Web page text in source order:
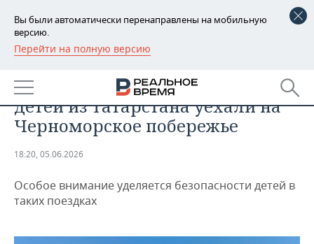
Вы были автоматически перенаправлены на мобильную
версию.
Перейти на полную версию
РЕГИОНЫ
БАШКОРТОСТАН
ТАТАРСТАН
НОВОСТИ
АНАЛИТИКА
ДЕКЛАРАЦИИ О ДОХОДАХ
КОРОЛИ ГОСЗАКАЗА ПФО
НОВОСТИ ЭКОНОМИКИ
ФИНАНСЫ
ПРОМЫШЛЕННОСТЬ
НЕДВИЖИМОСТЬ
В первые дни лета более 500
детей из Татарстана уехали на
Черноморское побережье
18:20, 05.06.2026
Особое внимание уделяется безопасности детей в
таких поездках